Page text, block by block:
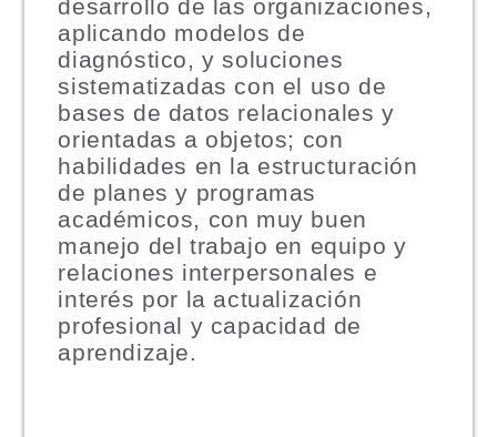
desarrollo de las organizaciones,
aplicando modelos de
diagnóstico, y soluciones
sistematizadas con el uso de
bases de datos relacionales y
orientadas a objetos; con
habilidades en la estructuración
de planes y programas
académicos, con muy buen
manejo del trabajo en equipo y
relaciones interpersonales e
interés por la actualización
profesional y capacidad de
aprendizaje.